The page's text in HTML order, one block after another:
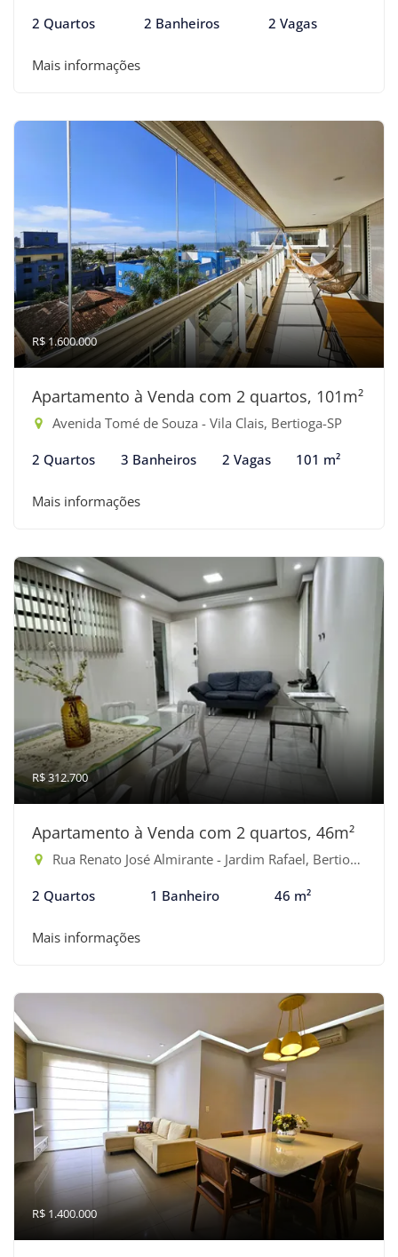
2 Quartos 2 Banheiros 2 Vagas
Mais informações
R$ 1.600.000
Apartamento à Venda com 2 quartos, 101m²
Avenida Tomé de Souza - Vila Clais, Bertioga-SP
2 Quartos 3 Banheiros 2 Vagas 101 m²
Mais informações
R$ 312.700
Apartamento à Venda com 2 quartos, 46m²
Rua Renato José Almirante - Jardim Rafael, Bertioga-SP
2 Quartos 1 Banheiro 46 m²
Mais informações
R$ 1.400.000